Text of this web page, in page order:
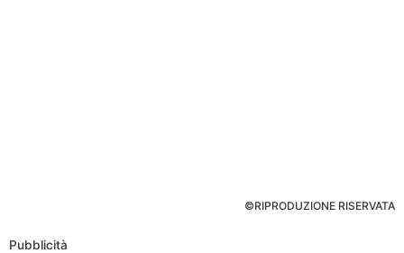
©RIPRODUZIONE RISERVATA
Pubblicità